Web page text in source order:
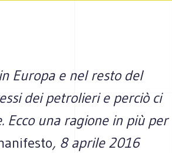
Europa e nel resto del
dei petrolieri e perciò ci
una ragione in più per
, 8 aprile 2016